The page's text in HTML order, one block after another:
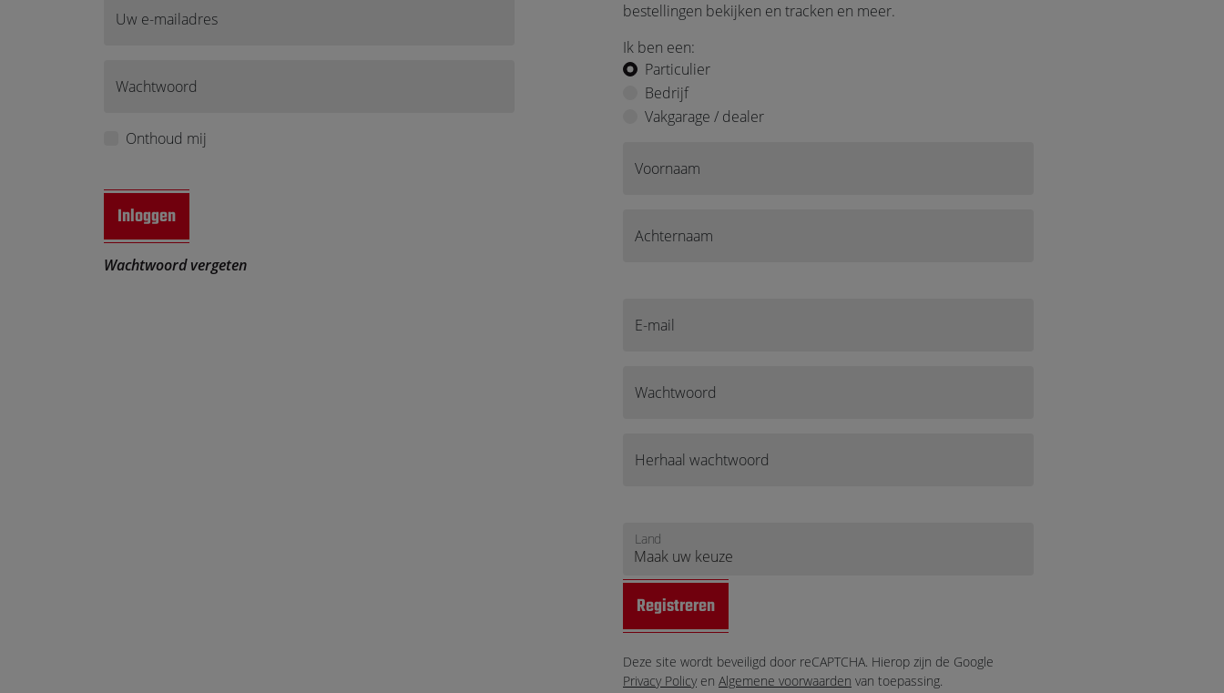
Uw e-mailadres
Wachtwoord
Onthoud mij
Inloggen
Wachtwoord vergeten
bestellingen bekijken en tracken en meer.
Ik ben een:
Particulier
Bedrijf
Vakgarage / dealer
Voornaam
Achternaam
E-mail
Wachtwoord
Herhaal wachtwoord
Land
Registreren
Deze site wordt beveiligd door reCAPTCHA. Hierop zijn de Google
Privacy Policyen Algemene voorwaarden van toepassing.